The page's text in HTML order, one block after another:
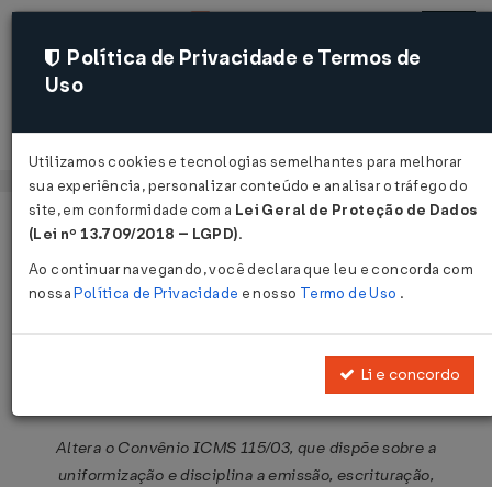
Acessar
Página Inicial Legislações
Convênio ICMS Nº 177 DE
Altera o Convênio ICMS 115/03, que dispõe sobre a
uniformização e disciplina a emissão, escrituração,
Política de Privacidade e Termos de
Uso
Utilizamos cookies e tecnologias semelhantes para melhorar
sua experiência, personalizar conteúdo e analisar o tráfego do
site, em conformidade com a Lei Geral de Proteção de Dados
(Lei nº 13.709/2018 – LGPD).
Ao continuar navegando, você declara que leu e concorda com
nossaPolítica de Privacidade e nosso Termo de Uso .
Li e concordo